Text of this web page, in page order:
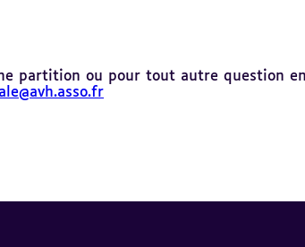
partition ou pour tout autre question